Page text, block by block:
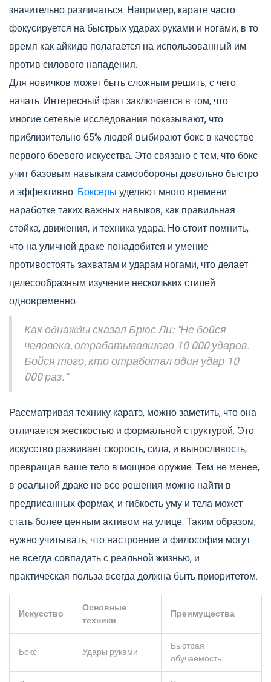
значительно различаться. Например, карате часто
фокусируется на быстрых ударах руками и ногами, в то
время как айкидо полагается на использованный им
против силового нападения.
Для новичков может быть сложным решить, с чего
начать. Интересный факт заключается в том, что
многие сетевые исследования показывают, что
приблизительно 65% людей выбирают бокс в качестве
первого боевого искусства. Это связано с тем, что бокс
учит базовым навыкам самообороны довольно быстро
и эффективно. Боксеры уделяют много времени
наработке таких важных навыков, как правильная
стойка, движения, и техника удара. Но стоит помнить,
что на уличной драке понадобится и умение
противостоять захватам и ударам ногами, что делает
целесообразным изучение нескольких стилей
одновременно.
Как однажды сказал Брюс Ли: "Не бойся
человека, отрабатывавшего 10 000 ударов.
Бойся того, кто отработал один удар 10
000 раз."
Рассматривая технику каратэ, можно заметить, что она
отличается жесткостью и формальной структурой. Это
искусство развивает скорость, сила, и выносливость,
превращая ваше тело в мощное оружие. Тем не менее,
в реальной драке не все решения можно найти в
предписанных формах, и гибкость уму и тела может
стать более ценным активом на улице. Таким образом,
нужно учитывать, что настроение и философия могут
не всегда совпадать с реальной жизнью, и
практическая польза всегда должна быть приоритетом.
Искусство
Основные
техники
Преимущества
Бокс Удары руками
Быстрая
обучаемость